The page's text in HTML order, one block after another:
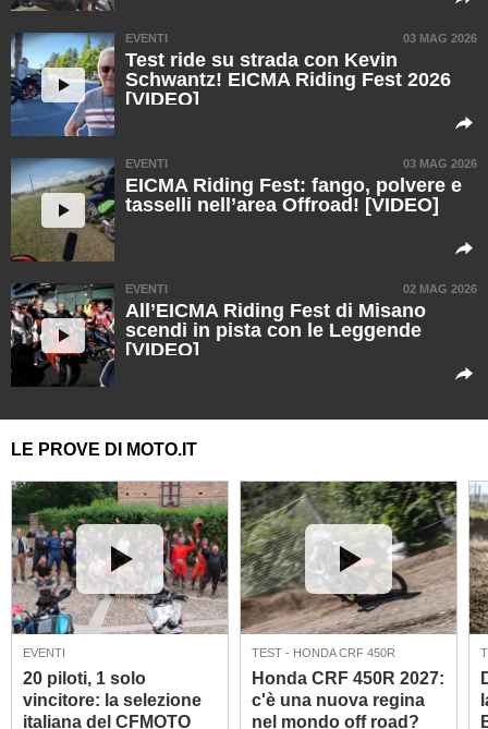
EVENTI 03 MAG 2026
Test ride su strada con Kevin
Schwantz! EICMA Riding Fest 2026
[VIDEO]
EVENTI 03 MAG 2026
EICMA Riding Fest: fango, polvere e
tasselli nell’area Offroad! [VIDEO]
EVENTI 02 MAG 2026
All’EICMA Riding Fest di Misano
scendi in pista con le Leggende
[VIDEO]
LE PROVE DI MOTO.IT
EVENTI
20 piloti, 1 solo
vincitore: la selezione
italiana del CFMOTO
TEST - HONDA CRF 450R
Honda CRF 450R 2027:
c'è una nuova regina
nel mondo off road?